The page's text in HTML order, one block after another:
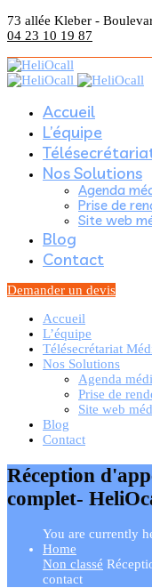
73 allée Kleber -
04 23 10 19 87
Accueil
L’équipe
Nos Solutions
Agenda
Prise de
Site web
Blog
Contact
Demander un devis
Accueil
L’équipe
Télésecrétariat
Nos Solutions
Agenda
Prise de
Site web
Blog
Contact
Réception
complet-
You are currently
Home
Non classé
contact